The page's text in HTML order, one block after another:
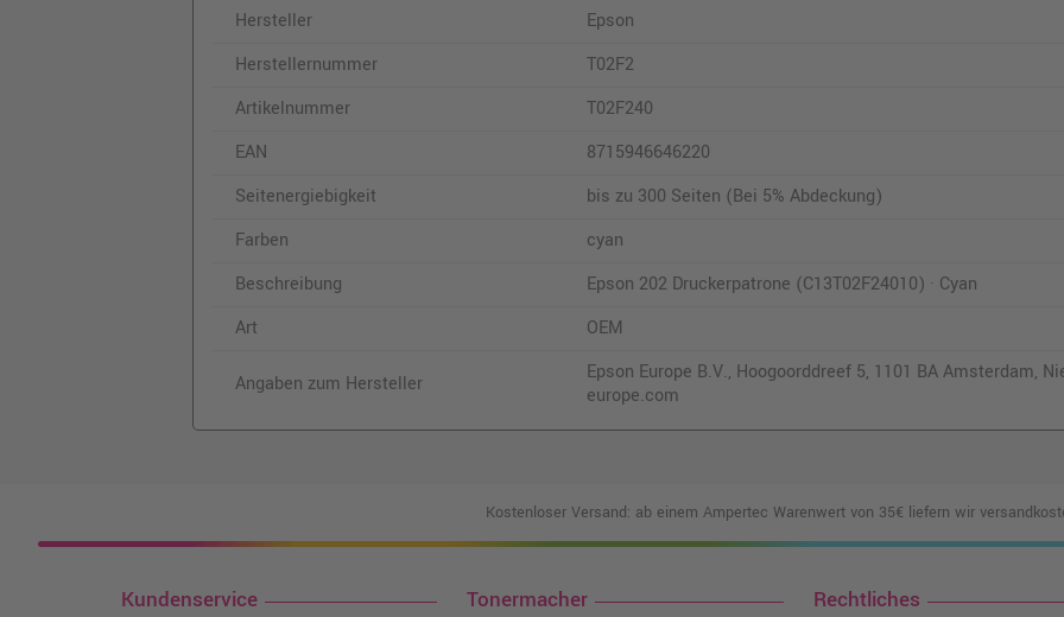
Hersteller
Epson
Herstellernummer
T02F2
Artikelnummer
T02F240
EAN
8715946646220
Seitenergiebigkeit
bis zu 300 Seiten (Bei 5% Abdeckung)
Farben
cyan
Beschreibung
Epson 202 Druckerpatrone (C13T02F24010) · Cyan
Art
OEM
Angaben zum Hersteller
Epson Europe B.V., Hoogoorddreef 5, 1101 BA Amsterdam,
europe.com
Kostenloser Versand: ab einem Ampertec Warenwert von 35€ liefern wir
Kundenservice Tonermacher Rechtliches